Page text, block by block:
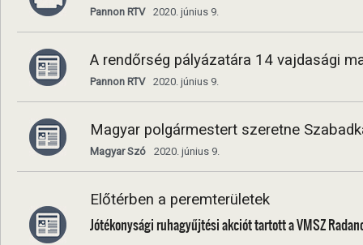
Pannon RTV 2020. június 9.
A rendőrség pályázatára 14 vajdasági
Pannon RTV 2020. június 9.
Magyar polgármestert szeretne
Magyar Szó 2020. június 9.
Előtérben a peremterületek
Jótékonysági ruhagyűjtési akciót tartott a VMSZ